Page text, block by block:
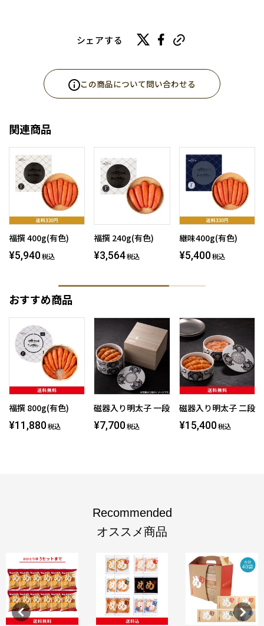
シェアする
この商品について問い合わせる
関連商品
福撰 400g(有色)
¥5,940 税込
福撰 240g(有色)
¥3,564税込
継味400g(有色)
¥5,400 税込
おすすめ商品
福撰 800g(有色)
¥11,880 税込
磁器入り明太子 一段
¥7,700 税込
磁器入り明太子 二段
¥15,400 税込
Recommended
オススメ商品